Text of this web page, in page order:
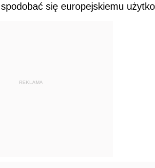
się europejskiemu
REKLAMA